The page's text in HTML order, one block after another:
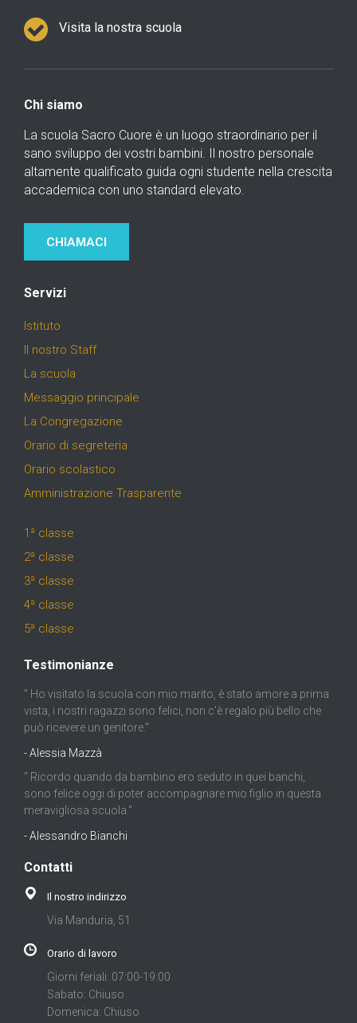
Visita la nostra scuola
Chi siamo
La scuola Sacro Cuore è un luogo straordinario per il
sano sviluppo dei vostri bambini. Il nostro personale
altamente qualificato guida ogni studente nella crescita
accademica con uno standard elevato.
CHIAMACI
Servizi
Istituto
Il nostro Staff
La scuola
Messaggio principale
La Congregazione
Orario di segreteria
Orario scolastico
Amministrazione Trasparente
1ª classe
2ª classe
3ª classe
4ª classe
5ª classe
Testimonianze
" Ho visitato la scuola con mio marito, è stato amore a prima
vista, i nostri ragazzi sono felici, non c'è regalo più bello che
può ricevere un genitore."
- Alessia Mazzà
" Ricordo quando da bambino ero seduto in quei banchi,
sono felice oggi di poter accompagnare mio figlio in questa
meravigliosa scuola."
- Alessandro Bianchi
Contatti
Il nostro indirizzo
Via Manduria, 51
Orario di lavoro
Giorni feriali: 07:00-19:00
Sabato: Chiuso
Domenica: Chiuso